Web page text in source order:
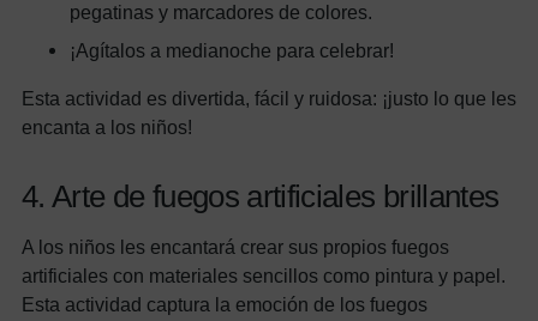
pegatinas y marcadores de colores.
¡Agítalos a medianoche para celebrar!
Esta actividad es divertida, fácil y ruidosa: ¡justo lo que les
encanta a los niños!
4. Arte de fuegos artificiales brillantes
A los niños les encantará crear sus propios fuegos
artificiales con materiales sencillos como pintura y papel.
Esta actividad captura la emoción de los fuegos